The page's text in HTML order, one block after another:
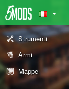
Strumenti
Armi
Mappe